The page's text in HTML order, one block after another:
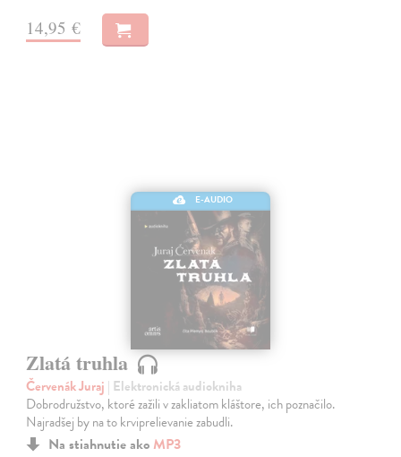
14,95 €
E-AUDIO
Zlatá truhla
Červenák Juraj | Elektronická audiokniha
Dobrodružstvo, ktoré zažili v zakliatom kláštore, ich poznačilo.
Najradšej by na to krviprelievanie zabudli.
Na stiahnutie ako MP3